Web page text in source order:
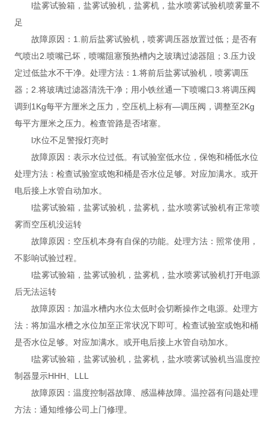
l盐雾试验箱，盐雾试验机，盐雾机，盐水喷雾试验机喷雾量不
足
故障原因：1.前后盐雾试验机，喷雾调压器放置过低；是否有
气喷出2.喷嘴已坏，喷嘴阻塞预热槽内之玻璃过滤器阻；3.压力设
定过低盐水不干净。处理方法：1.将前后盐雾试验机，喷雾调压
器；2.将玻璃过滤器清洗干净；用小铁丝通一下喷嘴口3.将调压阀
调到1Kg每平方厘米之压力，空压机上标有—调压阀，调整至2Kg
每平方厘米之压力。检查管路是否堵塞。
l水位不足警报灯亮时
故障原因：表示水位过低。有试验室低水位，保饱和桶低水位
处理方法：检查试验室或饱和桶是否水位足够。对应加满水。或开
电后接上水管自动加水。
l盐雾试验箱，盐雾试验机，盐雾机，盐水喷雾试验机有正常喷
雾而空压机没运转
故障原因：空压机本身有自保的功能。处理方法：照常使用，
不影响试验过程。
l盐雾试验箱，盐雾试验机，盐雾机，盐水喷雾试验机打开电源
后无法运转
故障原因：加温水槽内水位太低时会切断操作之电源。处理方
法：将加温水槽之水位加至正常状况下即可。检查试验室或饱和桶
是否水位足够。对应加满水。或开电后接上水管自动加水。
l盐雾试验箱，盐雾试验机，盐雾机，盐水喷雾试验机当温度控
制器显示HHH、LLL
故障原因：温度控制器故障、感温棒故障。温控器有问题处理
方法：通知维修公司上门修理。